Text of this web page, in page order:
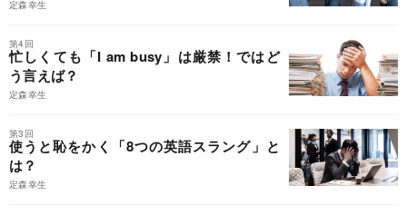
定森幸生
第4回
忙しくても「I am busy」は厳禁！ではど
う言えば？
定森幸生
第3回
使うと恥をかく「8つの英語スラング」と
は？
定森幸生